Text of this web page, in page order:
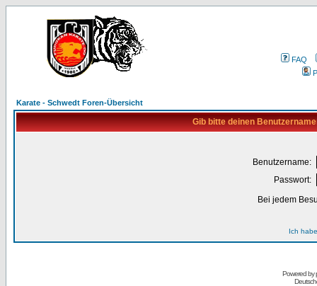
FAQ
Karate - Schwedt Foren-Übersicht
Gib bitte deinen
Benutzername:
Passwort:
Bei jedem
Ich
Powered by